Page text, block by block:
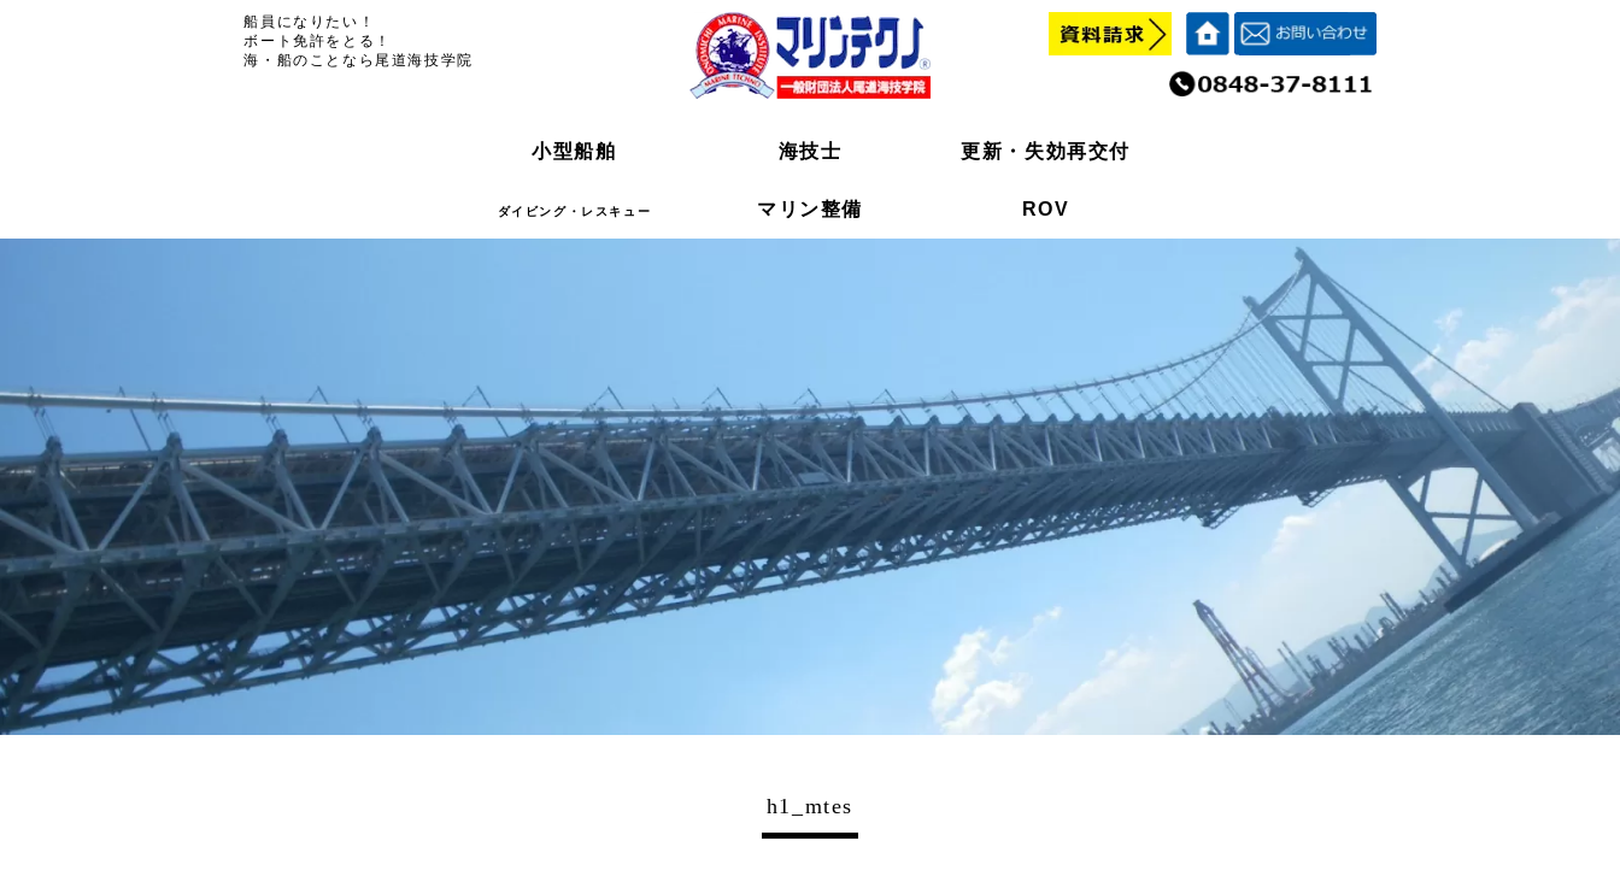
船員になりたい！
ボート免許をとる！
海・船のことなら尾道海技学院
小型船舶 海技士 更新・失効再交付
ダイビング・レスキュー マリン整備 ROV
小型船舶 海技士 更新・失効再交付
ダイビング・レスキュー マリン整備 ROV
h1_mtes